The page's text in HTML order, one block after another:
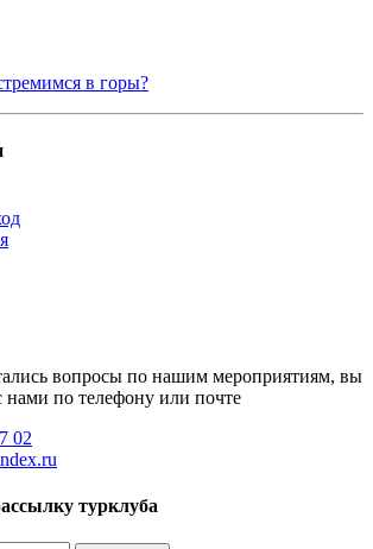
в горы?
вопросы по нашим мероприятиям, вы
нами по телефону или почте
02
турклуба